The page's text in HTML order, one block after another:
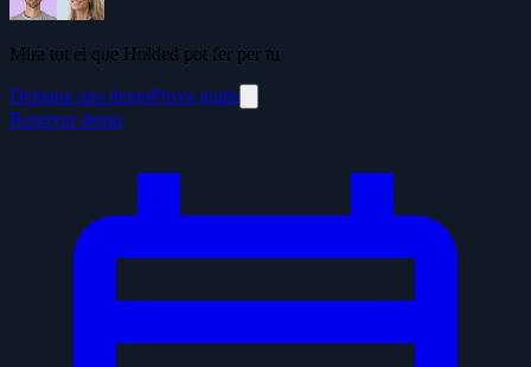
Mira tot el que Holded pot fer per tu
Demana una demoProva gratis
Reservar demo